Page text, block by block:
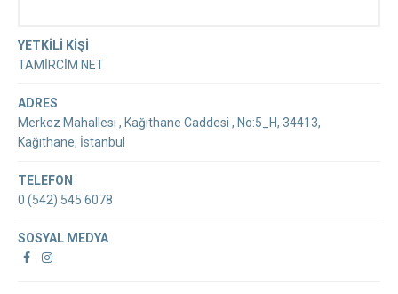
YETKİLİ KİŞİ
TAMİRCİM NET
ADRES
Merkez Mahallesi , Kağıthane Caddesi , No:5_H, 34413,
Kağıthane, İstanbul
TELEFON
0 (542) 545 6078
SOSYAL MEDYA